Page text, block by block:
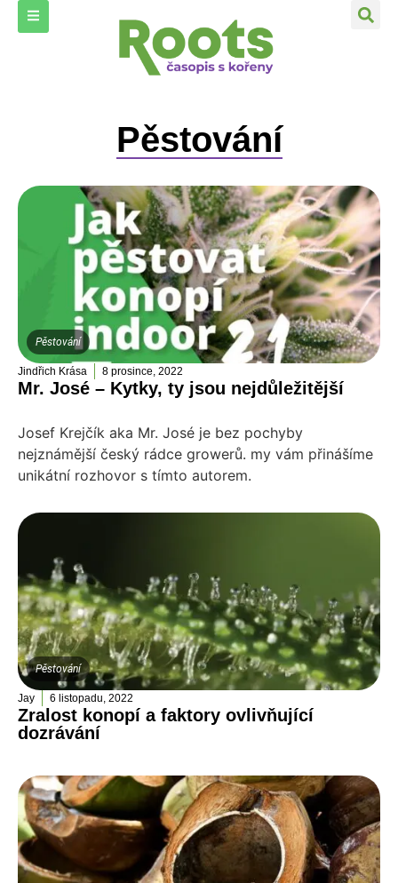
Pěstování
Pěstování
Jindřich Krása 8 prosince, 2022
Mr. José – Kytky, ty jsou nejdůležitější
Josef Krejčík aka Mr. José je bez pochyby
nejznámější český rádce growerů. my vám přinášíme
unikátní rozhovor s tímto autorem.
Pěstování
Jay 6 listopadu, 2022
Zralost konopí a faktory ovlivňující
dozrávání